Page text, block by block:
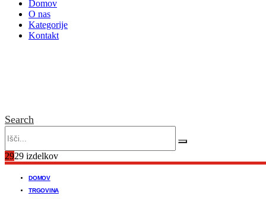
Domov
O nas
Kategorije
Kontakt
Search
2929 izdelkov
DOMOV
TRGOVINA